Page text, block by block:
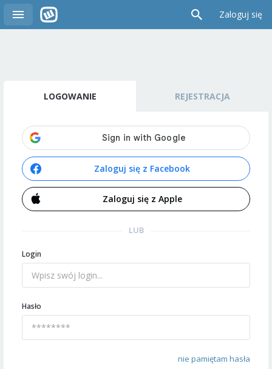
Zaloguj się
LOGOWANIE REJESTRACJA
Zaloguj się z Facebook
Zaloguj się z Apple
LUB
Login
Hasło
nie pamiętam hasła